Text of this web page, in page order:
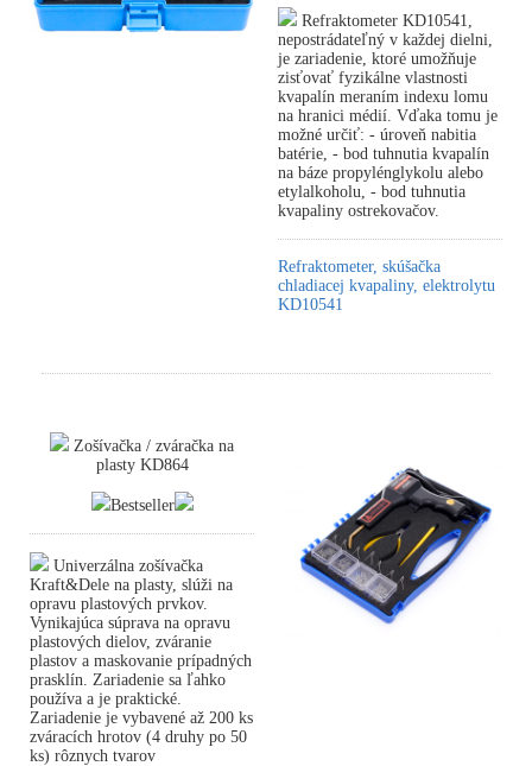
Refraktometer KD10541,
nepostrádateľný v každej dielni,
je zariadenie, ktoré umožňuje
zisťovať fyzikálne vlastnosti
kvapalín meraním indexu lomu
na hranici médií. Vďaka tomu je
možné určiť: - úroveň nabitia
batérie, - bod tuhnutia kvapalín
na báze propylénglykolu alebo
etylalkoholu, - bod tuhnutia
kvapaliny ostrekovačov.
Refraktometer, skúšačka
chladiacej kvapaliny, elektrolytu
KD10541
Zošívačka / zváračka na
plasty KD864
Bestseller
Univerzálna zošívačka
Kraft&Dele na plasty, slúži na
opravu plastových prvkov.
Vynikajúca súprava na opravu
plastových dielov, zváranie
plastov a maskovanie prípadných
prasklín. Zariadenie sa ľahko
používa a je praktické.
Zariadenie je vybavené až 200 ks
zváracích hrotov (4 druhy po 50
ks) rôznych tvarov